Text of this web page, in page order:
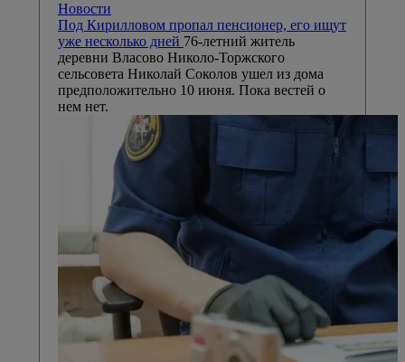
Новости
Под Кирилловом пропал пенсионер, его ищут
уже несколько дней 76-летний житель
деревни Власово Николо-Торжского
сельсовета Николай Соколов ушел из дома
предположительно 10 июня. Пока вестей о
нем нет.